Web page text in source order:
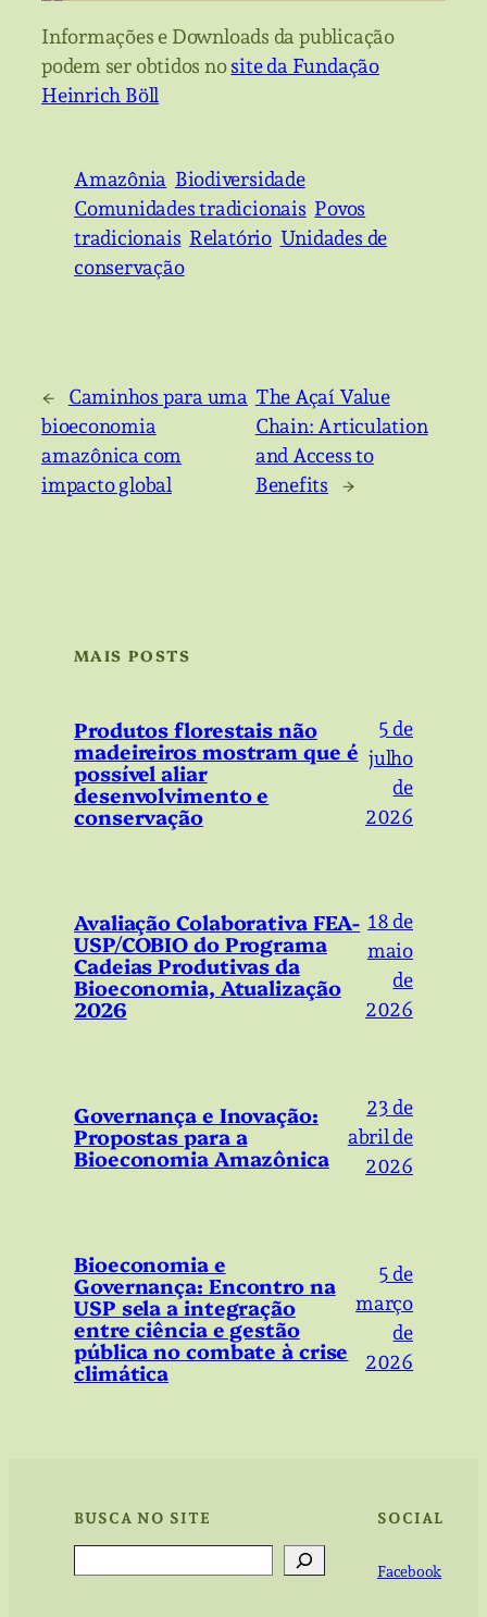
Informações e Downloads da publicação
podem ser obtidos nosite da Fundação
Heinrich Böll
Amazônia Biodiversidade
Comunidades tradicionais Povos
tradicionais Relatório Unidades de
conservação
←
Caminhos para uma
bioeconomia
amazônica com
impacto global
The Açaí Value
Chain: Articulation
and Access to
Benefits
→
MAIS POSTS
Produtos florestais não
madeireiros mostram que é
possível aliar
desenvolvimento e
conservação
5 de
julho
de
2026
Avaliação Colaborativa FEA-
USP/COBIO do Programa
Cadeias Produtivas da
Bioeconomia, Atualização
2026
18 de
maio
de
2026
Governança e Inovação:
Propostas para a
Bioeconomia Amazônica
23 de
abril de
2026
Bioeconomia e
Governança: Encontro na
USP sela a integração
entre ciência e gestão
pública no combate à crise
climática
5 de
março
de
2026
BUSCA NO SITE SOCIAL
Facebook